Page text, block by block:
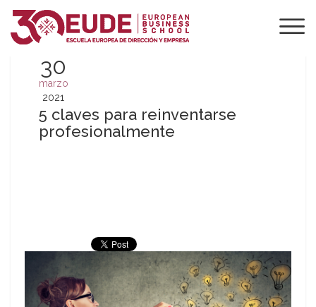
30
marzo
2021
5 claves para reinventarse
profesionalmente